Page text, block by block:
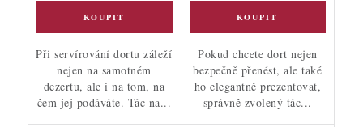
Při servírování dortu záleží
nejen na samotném
dezertu, ale i na tom, na
čem jej podáváte. Tác na...
Pokud chcete dort nejen
bezpečně přenést, ale také
ho elegantně prezentovat,
správně zvolený tác...